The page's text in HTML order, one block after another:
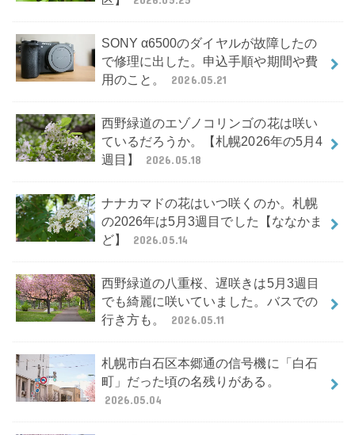
SONY α6500のダイヤルが故障したの
で修理に出した。申込手順や期間や費
用のこと。
2026.05.21
西野緑道のエゾノコリンゴの花は咲い
ているだろうか。【札幌2026年の5月4
週目】
2026.05.18
ナナカマドの花はいつ咲くのか。札幌
の2026年は5月3週目でした【ななかま
ど】
2026.05.14
西野緑道の八重桜、遅咲きは5月3週目
でも綺麗に咲いていました。バスでの
行き方も。
2026.05.11
札幌市白石区本郷通の信号機に「白石
町」だった頃の名残りがある。
2026.05.04